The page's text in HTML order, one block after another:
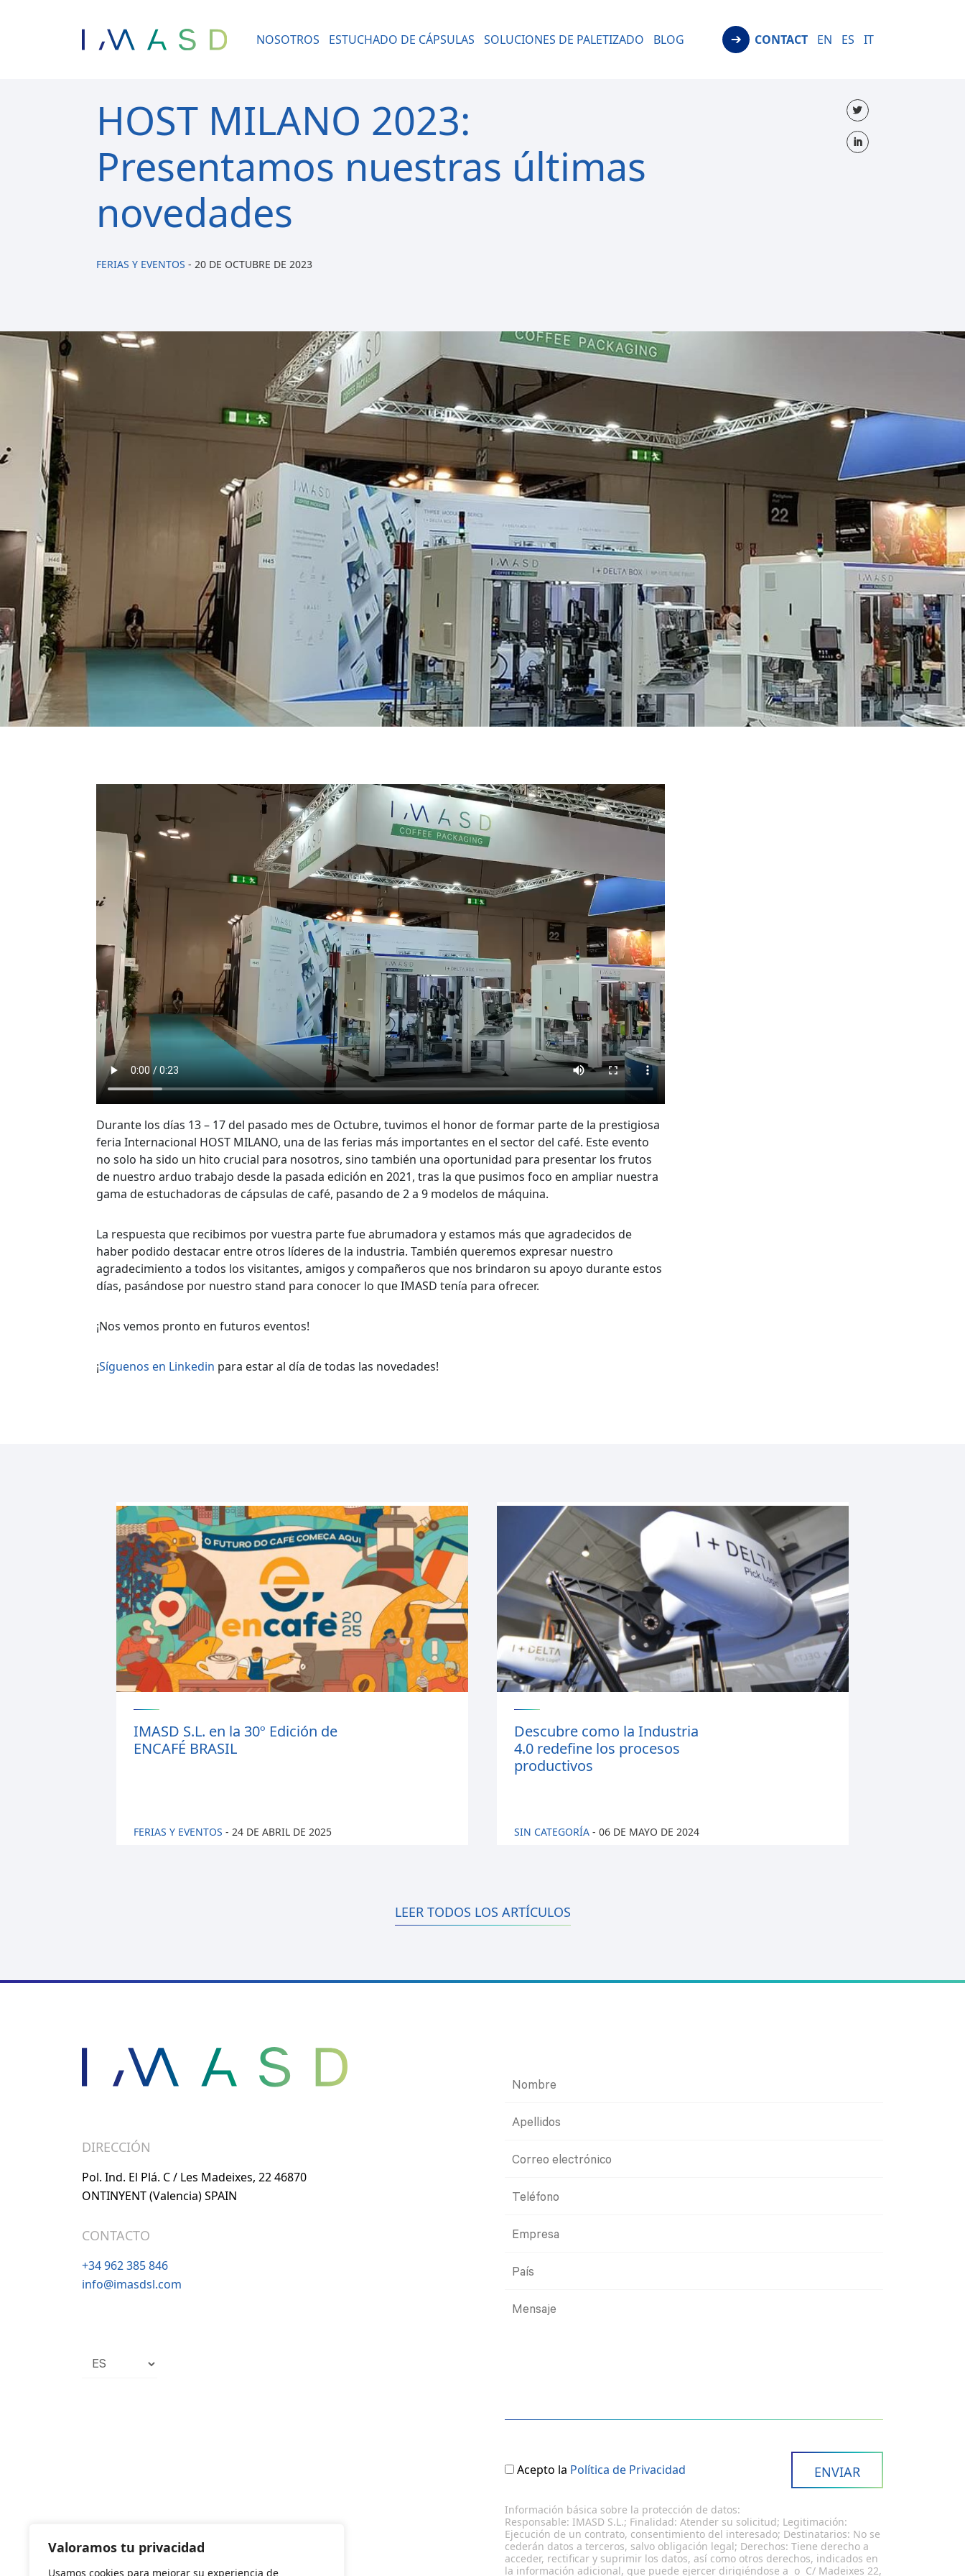
Valoramos tu privacidad
Usamos cookies para mejorar su experiencia de
NOSOTROS
ESTUCHADO DE CÁPSULAS SOLUCIONES DE PALETIZADO BLOG CONTACT EN ES IT
HOST MILANO 2023:
Presentamos nuestras últimas
novedades
FERIAS Y EVENTOS -20 DE OCTUBRE DE 2023
Durante los días 13 – 17 del pasado mes de Octubre, tuvimos el honor de formar parte de la prestigiosa
feria Internacional HOST MILANO, una de las ferias más importantes en el sector del café. Este evento
no solo ha sido un hito crucial para nosotros, sino también una oportunidad para presentar los frutos
de nuestro arduo trabajo desde la pasada edición en 2021, tras la que pusimos foco en ampliar nuestra
gama de estuchadoras de cápsulas de café, pasando de 2 a 9 modelos de máquina.
La respuesta que recibimos por vuestra parte fue abrumadora y estamos más que agradecidos de
haber podido destacar entre otros líderes de la industria. También queremos expresar nuestro
agradecimiento a todos los visitantes, amigos y compañeros que nos brindaron su apoyo durante estos
días, pasándose por nuestro stand para conocer lo que IMASD tenía para ofrecer.
¡Nos vemos pronto en futuros eventos!
¡Síguenos en Linkedin para estar al día de todas las novedades!
IMASD S.L. en la 30º Edición de
ENCAFÉ BRASIL
FERIAS Y EVENTOS - 24 DE ABRIL DE 2025
Descubre como la Industria
4.0 redefine los procesos
productivos
SIN CATEGORÍA -06 DE MAYO DE 2024
LEER TODOS LOS ARTÍCULOS
DIRECCIÓN
Pol. Ind. El Plá. C / Les Madeixes, 22 46870
ONTINYENT (Valencia) SPAIN
CONTACTO
+34 962 385 846
info@imasdsl.com
Elegir
Acepto la Política de Privacidad
Información básica sobre la protección de datos:
Responsable: IMASD S.L.; Finalidad: Atender su solicitud; Legitimación:
Ejecución de un contrato, consentimiento del interesado; Destinatarios: No se
cederán datos a terceros, salvo obligación legal; Derechos: Tiene derecho a
acceder, rectificar y suprimir los datos, así como otros derechos, indicados en
la información adicional, que puede ejercer dirigiéndose a o C/ Madeixes 22,